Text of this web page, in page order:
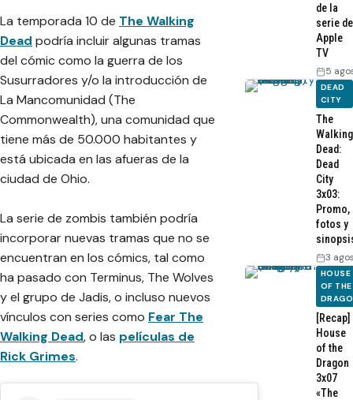
La temporada 10 de The Walking
Dead podría incluir algunas tramas
del cómic como la guerra de los
Susurradores y/o la introducción de
La Mancomunidad (The
Commonwealth), una comunidad que
tiene más de 50.000 habitantes y
está ubicada en las afueras de la
ciudad de Ohio.
La serie de zombis también podría
incorporar nuevas tramas que no se
encuentran en los cómics, tal como
ha pasado con Terminus, The Wolves
y el grupo de Jadis, o incluso nuevos
vínculos con series como Fear The
Walking Dead, o las películas de
Rick Grimes.
de la
serie de
Apple
TV
5
DEAD
CITY
The
Walking
Dead:
Dead
City
3x03:
Promo,
fotos y
3
HOUSE
OF THE
[Recap]
House
of the
Dragon
3x07
«The